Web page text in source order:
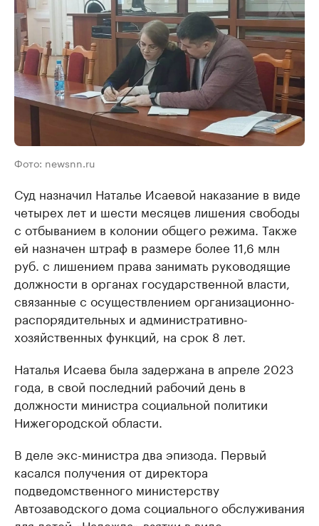
Фото: newsnn.ru
Суд назначил Наталье Исаевой наказание в виде
четырех лет и шести месяцев лишения свободы
с отбыванием в колонии общего режима. Также
ей назначен штраф в размере более 11,6 млн
руб. с лишением права занимать руководящие
должности в органах государственной власти,
связанные с осуществлением организационно-
распорядительных и административно-
хозяйственных функций, на срок 8 лет.
Наталья Исаева была задержана в апреле 2023
года, в свой последний рабочий день в
должности министра социальной политики
Нижегородской области.
В деле экс-министра два эпизода. Первый
касался получения от директора
подведомственного министерству
Автозаводского дома социального обслуживания